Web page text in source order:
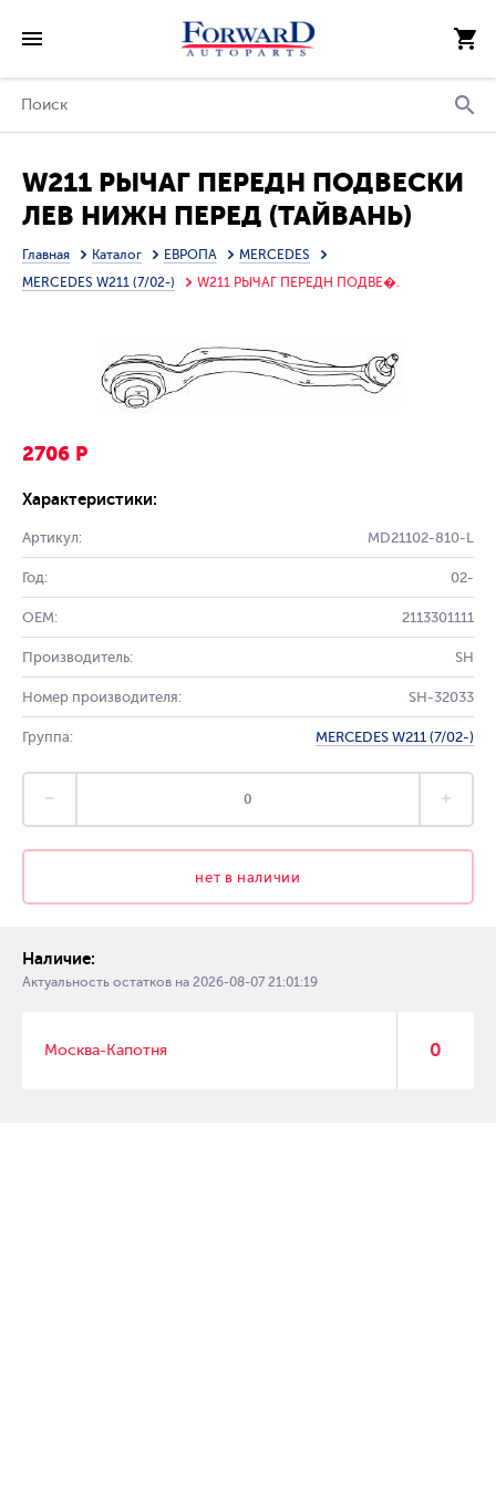
W211 РЫЧАГ ПЕРЕДН ПОДВЕСКИ
ЛЕВ НИЖН ПЕРЕД (ТАЙВАНЬ)
Главная Каталог ЕВРОПА
MERCEDES
MERCEDES W211 (7/02-)
W211 РЫЧАГ ПЕРЕДН ПОДВЕ�.
2706 Р
Характеристики:
Артикул: MD21102-810-L
Год: 02-
OEM: 2113301111
Производитель: SH
Номер производителя: SH-32033
Группа: MERCEDES W211 (7/02-)
нет в наличии
Наличие:
Актуальность остатков на 2026-08-07 21:01:19
Москва-Капотня 0